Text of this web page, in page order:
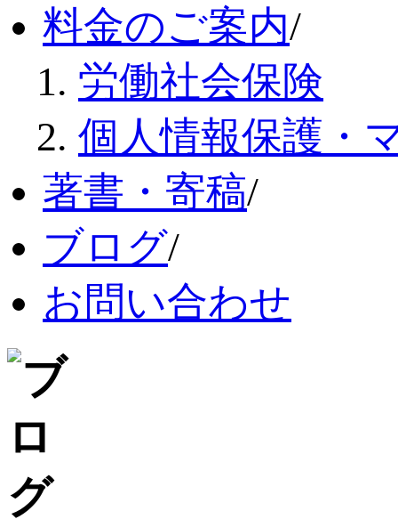
料金のご案内/
労働社会保険
個人情報保護・
著書・寄稿/
ブログ/
お問い合わせ